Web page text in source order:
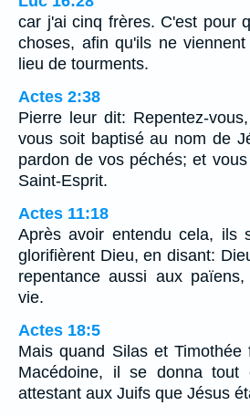
car j'ai cinq frères. C'est pour
choses, afin qu'ils ne
lieu de tourments.
Actes 2:38
Pierre leur dit: Repentez-
vous soit baptisé au nom de
pardon de vos péchés; et
Saint-Esprit.
Actes 11:18
Après avoir entendu cela, ils
glorifièrent Dieu, en disant:
repentance aussi aux
vie.
Actes 18:5
Mais quand Silas et
Macédoine, il se donna tout
attestant aux Juifs que Jésus